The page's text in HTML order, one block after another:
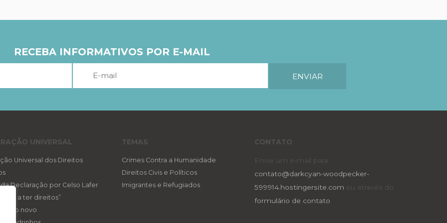
RECEBA INFORMATIVOS POR E-MAIL
UNIVERSAL
Universal dos Direitos
Declaração por Celso Lafer
a ter direitos”
novo
TEMAS
Crimes Contra a Humanidade
Direitos Civis e Políticos
Imigrantes e Refugiados
CONTATO
Envie um e-mail para
contato@darkcyan-woodpecker-
599914.hostingersite.com ou através do
formulário de contato